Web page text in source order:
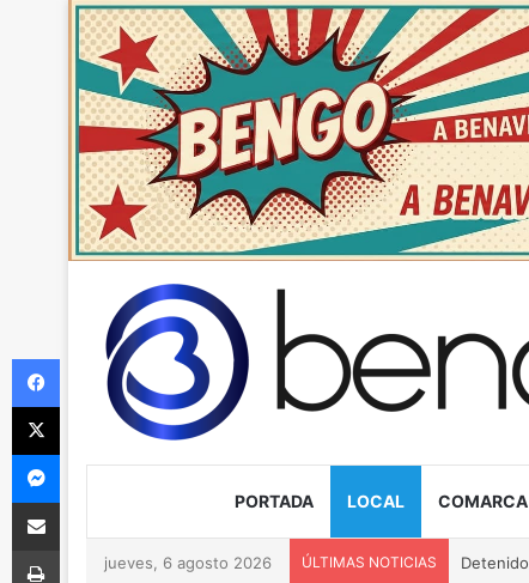
PORTADA LOCAL COMARCA
jueves, 6 agosto 2026 ÚLTIMAS NOTICIAS
Facebook
X
Messenger
Compartir via Email